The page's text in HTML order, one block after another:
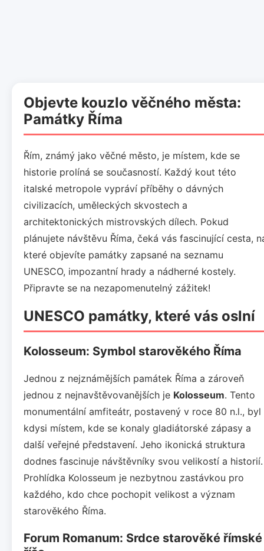
Objevte kouzlo věčného města:
Památky Říma
Řím, známý jako věčné město, je místem, kde se
historie prolíná se současností. Každý kout této
italské metropole vypráví příběhy o dávných
civilizacích, uměleckých skvostech a
architektonických mistrovských dílech. Pokud
plánujete návštěvu Říma, čeká vás fascinující cesta,
které objevíte památky zapsané na seznamu
UNESCO, impozantní hrady a nádherné kostely.
Připravte se na nezapomenutelný zážitek!
UNESCO památky, které vás oslní
Kolosseum: Symbol starověkého Říma
Jednou z nejznámějších památek Říma a zároveň
jednou z nejnavštěvovanějších je Kolosseum. Tento
monumentální amfiteátr, postavený v roce 80 n.l., byl
kdysi místem, kde se konaly gladiátorské zápasy a
další veřejné představení. Jeho ikonická struktura
dodnes fascinuje návštěvníky svou velikostí a historií.
Prohlídka Kolosseum je nezbytnou zastávkou pro
každého, kdo chce pochopit velikost a význam
starověkého Říma.
Forum Romanum: Srdce starověké římské